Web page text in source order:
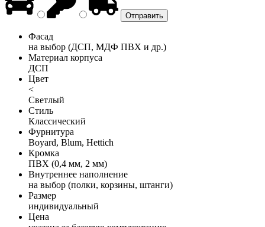
Фасад
на выбор (ДСП, МДФ ПВХ и др.)
Материал корпуса
ДСП
Цвет
<
Светлый
Стиль
Классический
Фурнитура
Boyard, Blum, Hettich
Кромка
ПВХ (0,4 мм, 2 мм)
Внутреннее наполнение
на выбор (полки, корзины, штанги)
Размер
индивидуальный
Цена